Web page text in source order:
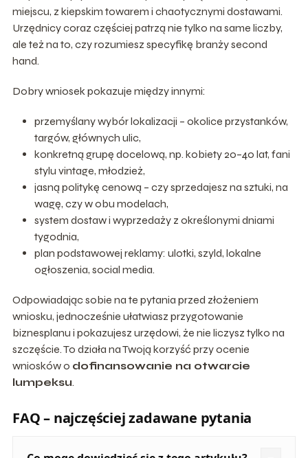
miejscu, z kiepskim towarem i chaotycznymi dostawami.
Urzędnicy coraz częściej patrzą nie tylko na same liczby,
ale też na to, czy rozumiesz specyfikę branży second
hand.
Dobry wniosek pokazuje między innymi:
przemyślany wybór lokalizacji – okolice przystanków,
targów, głównych ulic,
konkretną grupę docelową, np. kobiety 20–40 lat, fani
stylu vintage, młodzież,
jasną politykę cenową – czy sprzedajesz na sztuki, na
wagę, czy w obu modelach,
system dostaw i wyprzedaży z określonymi dniami
tygodnia,
plan podstawowej reklamy: ulotki, szyld, lokalne
ogłoszenia, social media.
Odpowiadając sobie na te pytania przed złożeniem
wniosku, jednocześnie ułatwiasz przygotowanie
biznesplanu i pokazujesz urzędowi, że nie liczysz tylko na
szczęście. To działa na Twoją korzyść przy ocenie
wniosków o dofinansowanie na otwarcie
lumpeksu.
FAQ – najczęściej zadawane pytania